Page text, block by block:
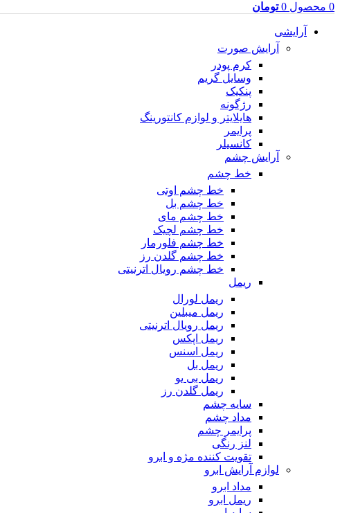
0 محصول 0 تومان
آرایشی
آرایش صورت
کرم پودر
وسایل گریم
پنکیک
رژگونه
هایلایتر و لوازم کانتورینگ
پرایمر
کانسیلر
آرایش چشم
خط چشم
خط چشم اوتی
خط چشم بل
خط چشم مای
خط چشم لچیک
خط چشم فلورمار
خط چشم گلدن رز
خط چشم رویال اترنیتی
ریمل
ریمل لورال
ریمل میبلین
ریمل رویال اترنیتی
ریمل اپکس
ریمل اسنس
ریمل بل
ریمل بی یو
ریمل گلدن رز
سایه چشم
مداد چشم
پرایمر چشم
لنز رنگی
تقویت کننده مژه و ابرو
لوازم آرایش ابرو
مداد ابرو
ریمل ابرو